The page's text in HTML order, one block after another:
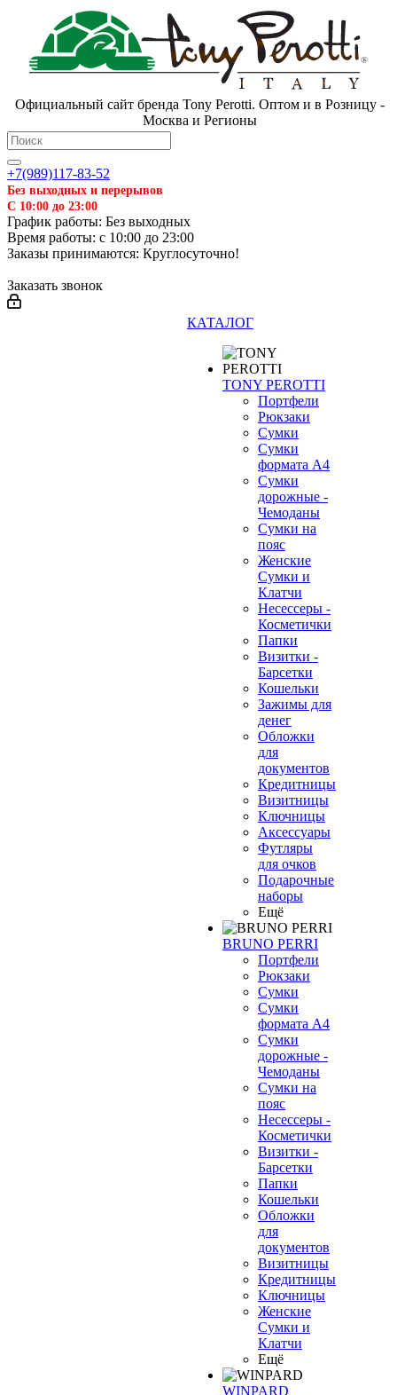
Официальный сайт бренда Tony Perotti. Оптом и в Розницу -
Москва и Регионы
+7(989)117-83-52
Без выходных и перерывов
С 10:00 до 23:00
График работы: Без выходных
Время работы: с 10:00 до 23:00
Заказы принимаются: Круглосуточно!
Заказать звонок
КАТАЛОГ
TONY PEROTTI
Портфели
Рюкзаки
Сумки
Сумки
формата А4
Сумки
дорожные -
Чемоданы
Сумки на
пояс
Женские
Сумки и
Клатчи
Несессеры -
Косметички
Папки
Визитки -
Барсетки
Кошельки
Зажимы для
денег
Обложки
для
документов
Кредитницы
Визитницы
Ключницы
Аксессуары
Футляры
для очков
Подарочные
наборы
Ещё
BRUNO PERRI
Портфели
Рюкзаки
Сумки
Сумки
формата А4
Сумки
дорожные -
Чемоданы
Сумки на
пояс
Несессеры -
Косметички
Визитки -
Барсетки
Папки
Кошельки
Обложки
для
документов
Визитницы
Кредитницы
Ключницы
Женские
Сумки и
Клатчи
Ещё
WINPARD